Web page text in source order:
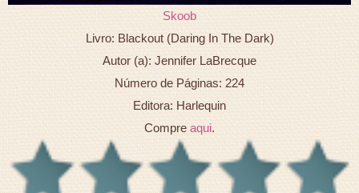
Skoob
Livro: Blackout (Daring In The Dark)
Autor (a): Jennifer LaBrecque
Número de Páginas: 224
Editora: Harlequin
Compreaqui.